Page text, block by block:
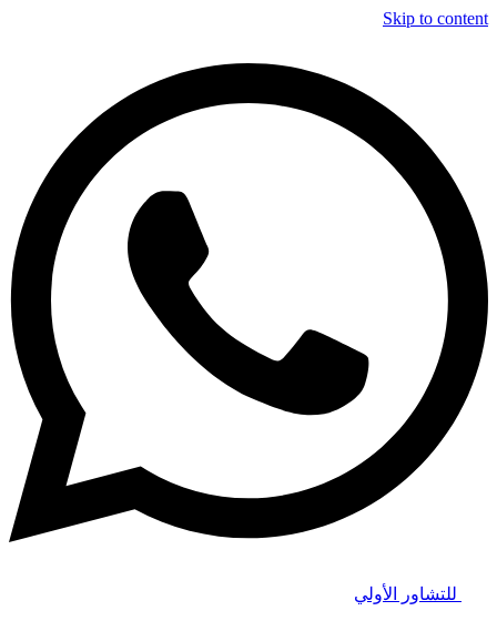
Skip to content
للتشاور الأولي